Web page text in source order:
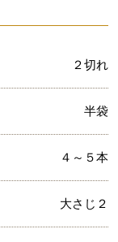
２切れ
半袋
４～５本
大さじ２